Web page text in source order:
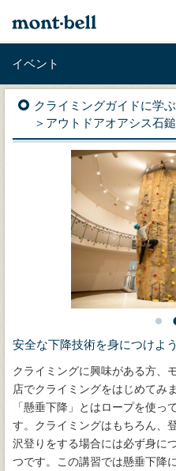
イベント
クライミングガイドに学
＞アウトドアオアシス石鎚
安全な下降技術を身につけよう
クライミングに興味がある方、
店でクライミングをはじめてみ
「懸垂下降」とはロープを使っ
す。クライミングはもちろん、
沢登りをする場合には必ず身に
つです。この講習では懸垂下降